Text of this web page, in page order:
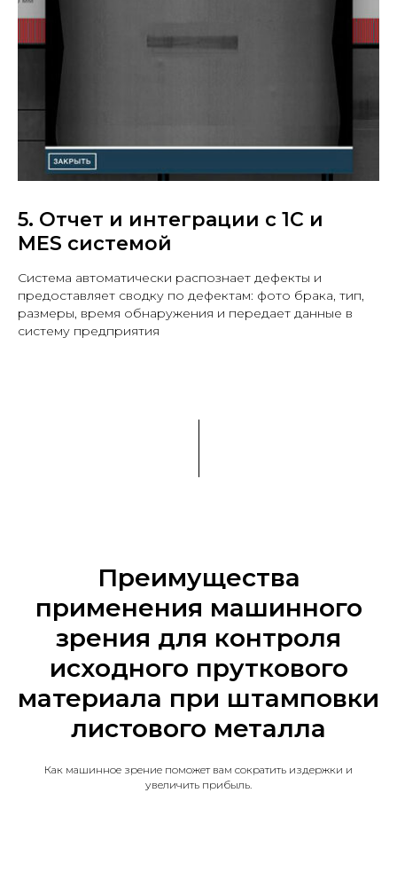
5. Отчет и интеграции с 1С и
MES системой
Система автоматически распознает дефекты и
предоставляет сводку по дефектам: фото брака, тип,
размеры, время обнаружения и передает данные в
систему предприятия
Преимущества
применения машинного
зрения для контроля
исходного пруткового
материала при штамповки
листового металла
Как машинное зрение поможет вам сократить издержки и
увеличить прибыль.